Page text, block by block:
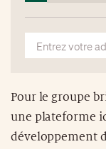
Pour le groupe
une plateforme
développement